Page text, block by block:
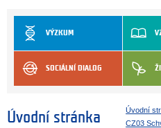
VÝZKUM
SOCIÁLNÍ DIALOG
Úvodní stránka
Úvodní
CZ03